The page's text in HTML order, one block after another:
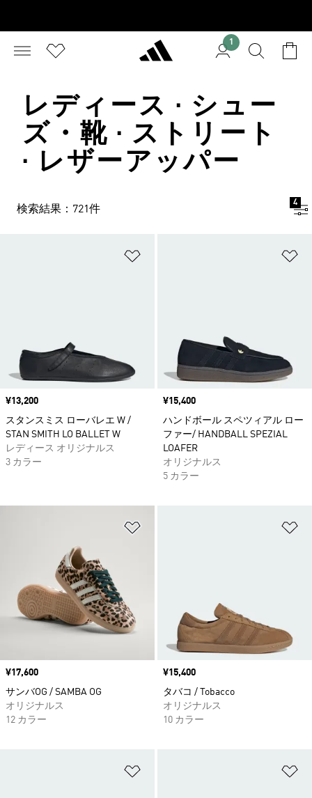
1
レディース · シュー
ズ・靴 · ストリート
· レザーアッパー
検索結果：721件
4
価格
¥13,200
スタンスミス ローバレエ W /
STAN SMITH LO BALLET W
レディース オリジナルス
3 カラー
価格
¥15,400
ハンドボール スペツィアル ロー
ファー/ HANDBALL SPEZIAL
LOAFER
オリジナルス
5 カラー
価格
¥17,600
サンバOG / SAMBA OG
オリジナルス
12 カラー
価格
¥15,400
タバコ / Tobacco
オリジナルス
10 カラー